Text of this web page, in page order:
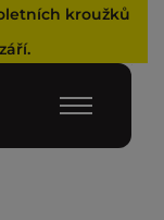
kroužků